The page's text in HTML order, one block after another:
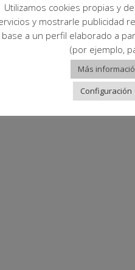
Utilizamos cookies propias y
y mostrarle publicidad
base a un perfil elaborado a
(por ejemplo,
Más
Configuración